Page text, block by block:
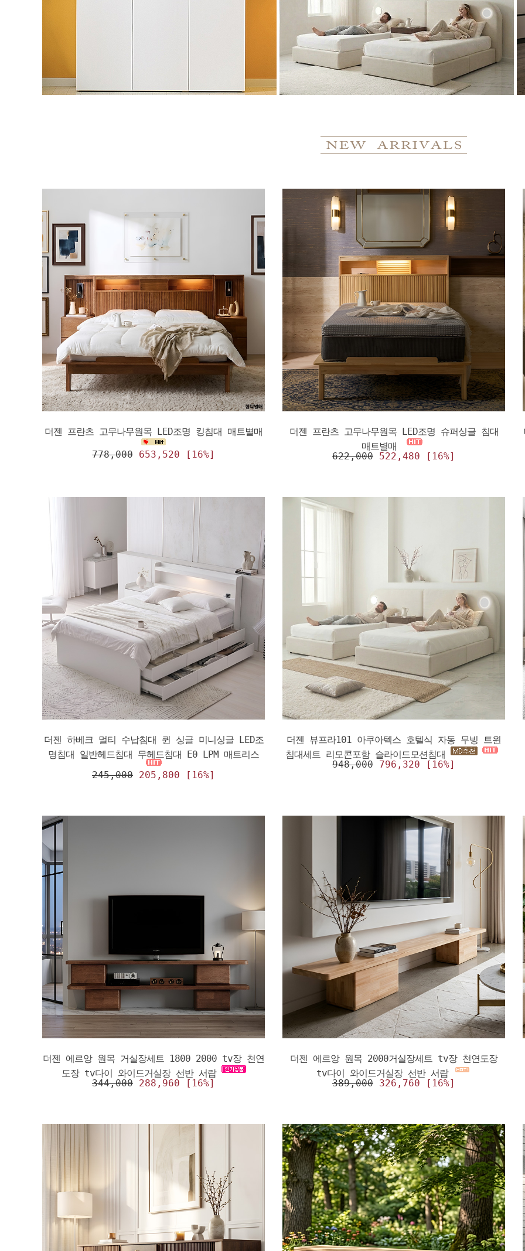
1,544,000
더젠 프란츠 고무나무원목 LED조명 킹침대 매트별매
778,000 653,520 [16%]
더젠 프란츠 고무나무원목 LED조명 슈퍼싱글 침대
매트별매
622,000 522,480 [16%]
더젠 하베크 멀티 수납침대 퀸 싱글 미니싱글 LED조
명침대 일반헤드침대 무헤드침대 E0 LPM 매트리스
245,000 205,800 [16%]
더젠 뷰프라101 아쿠아텍스 호텔식 자동 무빙 트윈
침대세트 리모콘포함 슬라이드모션침대
948,000 796,320 [16%]
더젠 에르앙 원목 거실장세트 1800 2000 tv장 천연
도장 tv다이 와이드거실장 선반 서랍
344,000 288,960 [16%]
더젠 에르앙 원목 2000거실장세트 tv장 천연도장
tv다이 와이드거실장 선반 서랍
389,000 326,760 [16%]